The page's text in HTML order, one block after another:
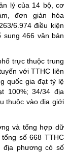
lý của 14 bộ, cơ
đơn giản hóa
6.974 điều kiện
sung 466 văn bản
trực thuộc trung
với TTHC liên
quốc gia đạt tỷ lệ
100%; 34/34 địa
thuộc vào địa giới
và tổng hợp dữ
số 668 TTHC
địa phương có số